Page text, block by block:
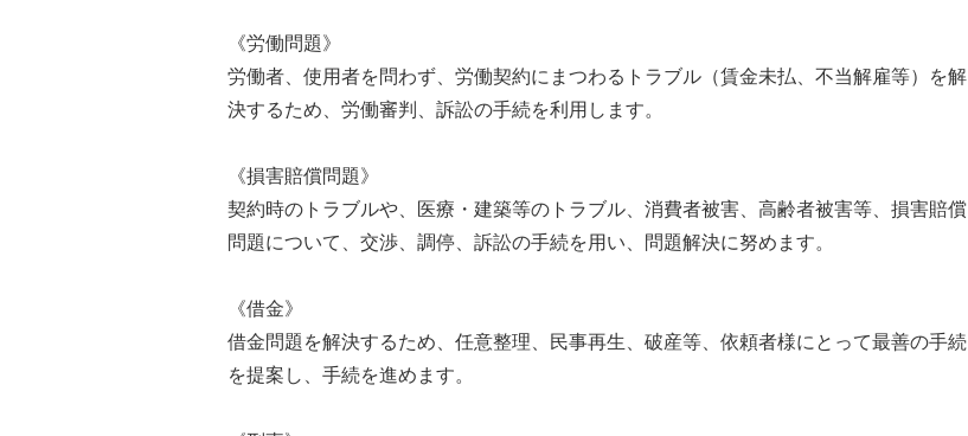
《労働問題》
労働者、使用者を問わず、労働契約にまつわるトラブル（賃金未払、不当解雇等）を解
決するため、労働審判、訴訟の手続を利用します。
《損害賠償問題》
契約時のトラブルや、医療・建築等のトラブル、消費者被害、高齢者被害等、損害賠償
問題について、交渉、調停、訴訟の手続を用い、問題解決に努めます。
《借金》
借金問題を解決するため、任意整理、民事再生、破産等、依頼者様にとって最善の手続
を提案し、手続を進めます。